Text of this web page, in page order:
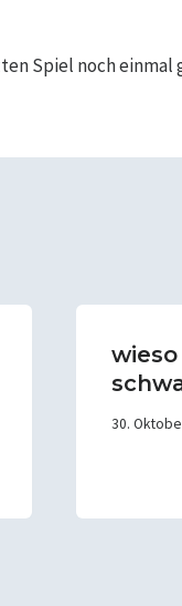
Spiel noch einmal
30.